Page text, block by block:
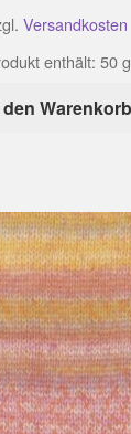
Versandkosten
enthält: 50g
den Warenkorb